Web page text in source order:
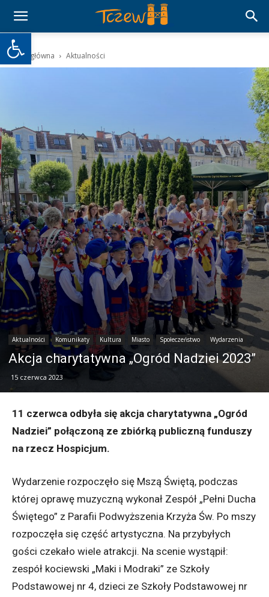
Otwórz pasek narzędzi
Strona główna Aktualności
Aktualności Komunikaty Kultura Miasto Społeczeństwo Wydarzenia
Akcja charytatywna „Ogród Nadziei 2023”
15 czerwca 2023
11 czerwca odbyła się akcja charytatywna „Ogród
Nadziei” połączoną ze zbiórką publiczną funduszy
na rzecz Hospicjum.
Wydarzenie rozpoczęło się Mszą Świętą, podczas
której oprawę muzyczną wykonał Zespół „Pełni Ducha
Świętego” z Parafii Podwyższenia Krzyża Św. Po mszy
rozpoczęła się część artystyczna. Na przybyłych
gości czekało wiele atrakcji. Na scenie wystąpił:
zespół kociewski „Maki i Modraki” ze Szkoły
Podstawowej nr 4, dzieci ze Szkoły Podstawowej nr